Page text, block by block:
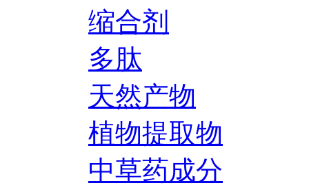
缩合剂
多肽
天然产物
植物提取物
中草药成分